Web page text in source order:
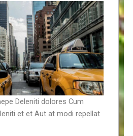
Deleniti dolores Cum
et et Aut at modi repellat